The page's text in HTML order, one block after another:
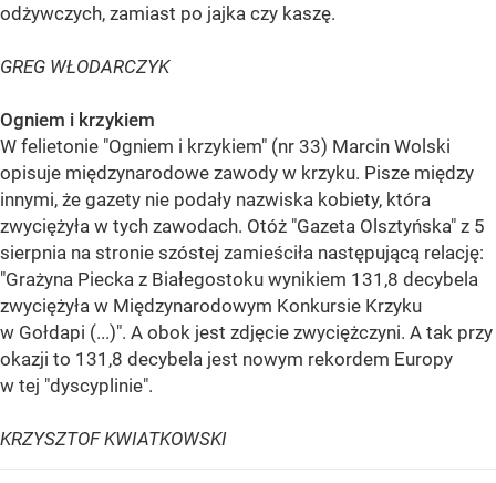
odżywczych, zamiast po jajka czy kaszę.
GREG WŁODARCZYK
Ogniem i krzykiem
W felietonie "Ogniem i krzykiem" (nr 33) Marcin Wolski
opisuje międzynarodowe zawody w krzyku. Pisze między
innymi, że gazety nie podały nazwiska kobiety, która
zwyciężyła w tych zawodach. Otóż "Gazeta Olsztyńska" z 5
sierpnia na stronie szóstej zamieściła następującą relację:
"Grażyna Piecka z Białegostoku wynikiem 131,8 decybela
zwyciężyła w Międzynarodowym Konkursie Krzyku
w Gołdapi (...)". A obok jest zdjęcie zwyciężczyni. A tak przy
okazji to 131,8 decybela jest nowym rekordem Europy
w tej "dyscyplinie".
KRZYSZTOF KWIATKOWSKI